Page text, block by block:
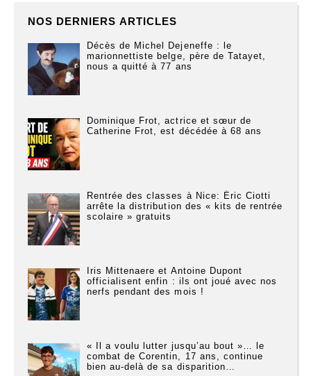
NOS DERNIERS ARTICLES
Décès de Michel Dejeneffe : le
marionnettiste belge, père de Tatayet,
nous a quitté à 77 ans
Dominique Frot, actrice et sœur de
Catherine Frot, est décédée à 68 ans
Rentrée des classes à Nice: Éric Ciotti
arrête la distribution des « kits de rentrée
scolaire » gratuits
Iris Mittenaere et Antoine Dupont
officialisent enfin : ils ont joué avec nos
nerfs pendant des mois !
« Il a voulu lutter jusqu’au bout »… le
combat de Corentin, 17 ans, continue
bien au-delà de sa disparition…